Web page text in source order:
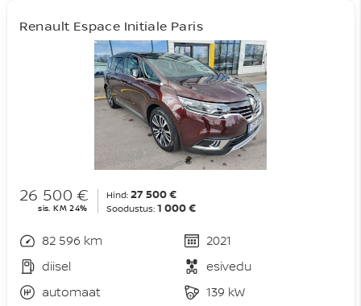
Renault Espace Initiale Paris
26 500 €
sis. KM 24%
Hind: 27 500 €
Soodustus: 1 000 €
82 596 km
2021
diisel
esivedu
automaat
139 kW